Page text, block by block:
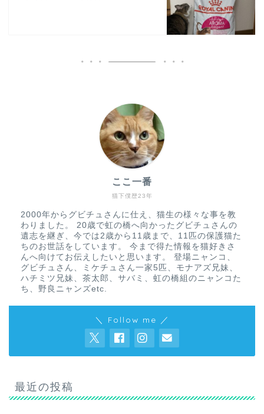
猫下僕歴23年
ここ一番
2000年からグビチュさんに仕え、猫生の様々な事を教
わりました。 20歳で虹の橋へ向かったグビチュさんの
遺志を継ぎ、今では2歳から11歳まで、11匹の保護猫た
ちのお世話をしています。 今まで得た情報を猫好きさ
んへ向けてお伝えしたいと思います。 登場ニャンコ、
グビチュさん、ミケチュさん一家5匹、モナアズ兄妹、
ハチミツ兄妹、茶太郎、サバミ、虹の橋組のニャンコた
ち、野良ニャンズetc.
＼ Follow me ／
最近の投稿